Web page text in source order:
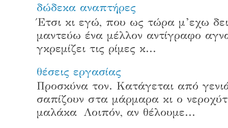
δώδεκα αναπτήρες
Έτσι κι εγώ, που ως τώρα μ’εχω
μαντεύω ένα μέλλον αντίγραφο
γκρεμίζει τις ρίμες κ...
θέσεις εργασίας
Προσκύνα τον. Κατάγεται από
σαπίζουν στα μάρμαρα κι ο
μαλάκα Λοιπόν, αν θέλουμε...